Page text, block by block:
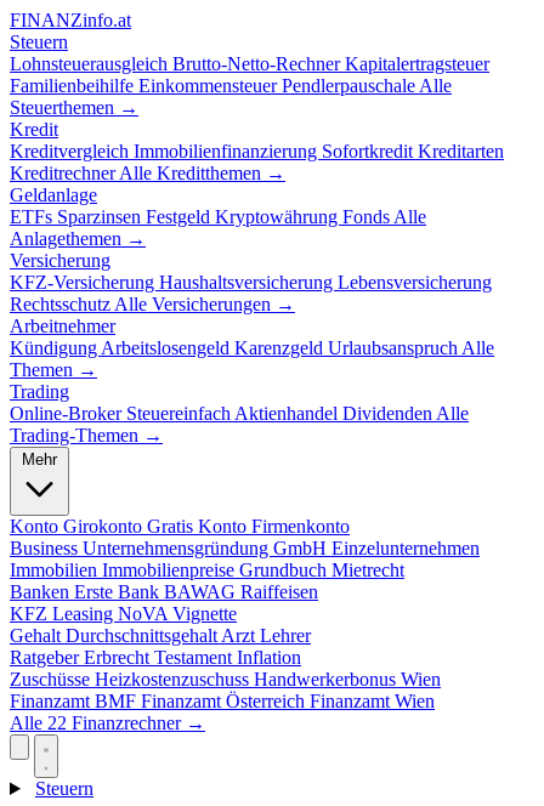
FINANZinfo.at
Steuern
Lohnsteuerausgleich Brutto-Netto-RechnerKapitalertragsteuer
Familienbeihilfe EinkommensteuerPendlerpauschale Alle
Steuerthemen →
Kredit
Kreditvergleich Immobilienfinanzierung Sofortkredit Kreditarten
KreditrechnerAlle Kreditthemen →
Geldanlage
ETFs Sparzinsen Festgeld Kryptowährung Fonds Alle
Anlagethemen →
Versicherung
KFZ-Versicherung Haushaltsversicherung Lebensversicherung
Rechtsschutz Alle Versicherungen →
Arbeitnehmer
Kündigung Arbeitslosengeld Karenzgeld Urlaubsanspruch Alle
Themen →
Trading
Online-Broker Steuereinfach Aktienhandel Dividenden Alle
Trading-Themen →
Mehr
Konto Girokonto Gratis Konto Firmenkonto
Business Unternehmensgründung GmbH Einzelunternehmen
Immobilien Immobilienpreise Grundbuch Mietrecht
Banken Erste Bank BAWAG Raiffeisen
KFZ Leasing NoVA Vignette
Gehalt Durchschnittsgehalt Arzt Lehrer
RatgeberErbrecht Testament Inflation
Zuschüsse Heizkostenzuschuss Handwerkerbonus Wien
Finanzamt BMF Finanzamt Österreich Finanzamt Wien
Alle 22 Finanzrechner →
Steuern